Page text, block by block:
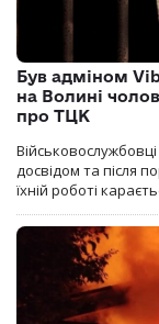
Був адміном
на Волині
про ТЦК
досвідом та після
їхній роботі